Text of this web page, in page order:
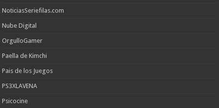
NoticiasSeriefilas.com
Nube Digital
OrgulloGamer
Paella de Kimchi
Pais de los Juegos
PS3XLAVENA
Psicocine